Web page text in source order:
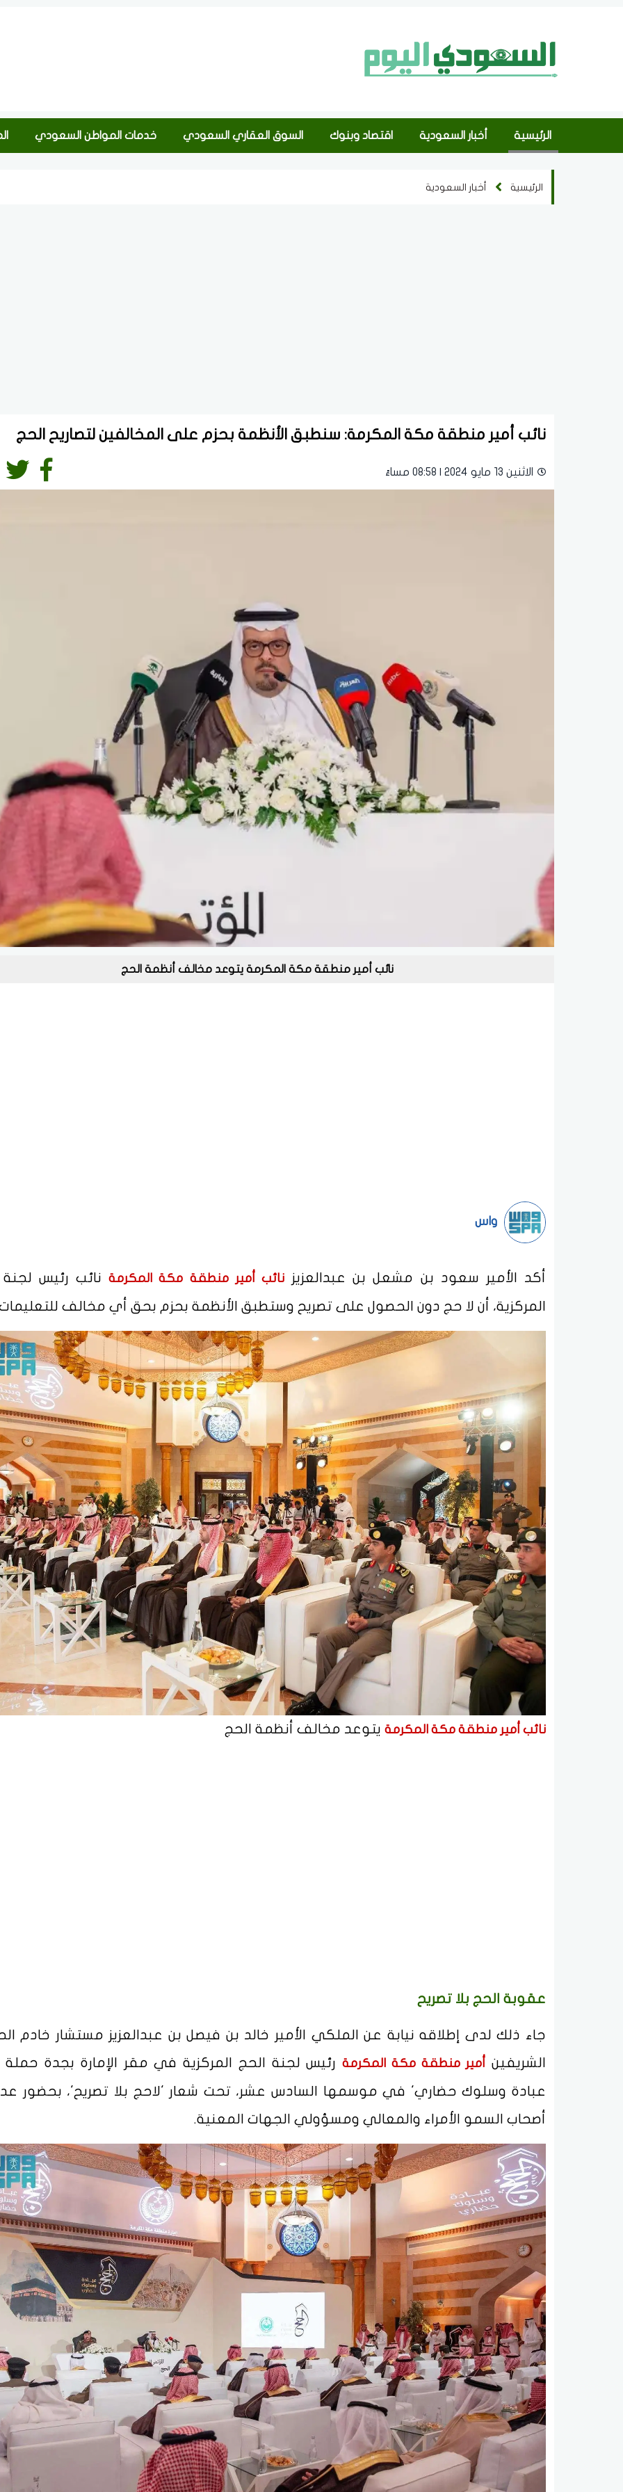
الرئيسية أخبار السعودية اقتصاد وبنوك السوق العقاري السعودي خدمات المواطن السعودي
الرئيسية أخبار السعودية
نائب أمير منطقة مكة المكرمة: سنطبق الأنظمة بحزم على المخالفين لتصاريح الحج
الاثنين 13 مايو 2024 | 08:58 مساءً
نائب أمير منطقة مكة المكرمة يتوعد مخالف أنظمة الحج
واس
أكد الأمير سعود بن مشعل بن عبدالعزيزنائب أمير منطقة مكة المكرمةنائب رئيس لجنة
المركزية، أن لا حج دون الحصول على تصريح وستطبق الأنظمة بحزم بحق أي مخالف
نائب أمير منطقة مكة المكرمة يتوعد مخالف أنظمة الحج
عقوبة الحج بلا تصريح
جاء ذلك لدى إطلاقه نيابة عن الملكي الأمير خالد بن فيصل بن عبدالعزيز مستشار خادم
الشريفين أمير منطقة مكة المكرمة رئيس لجنة الحج المركزية في مقر الإمارة بجدة حملة
عبادة وسلوك حضاري' في موسمها السادس عشر، تحت شعار 'لاحج بلا تصريح'، بحضور
أصحاب السمو الأمراء والمعالي ومسؤولي الجهات المعنية.